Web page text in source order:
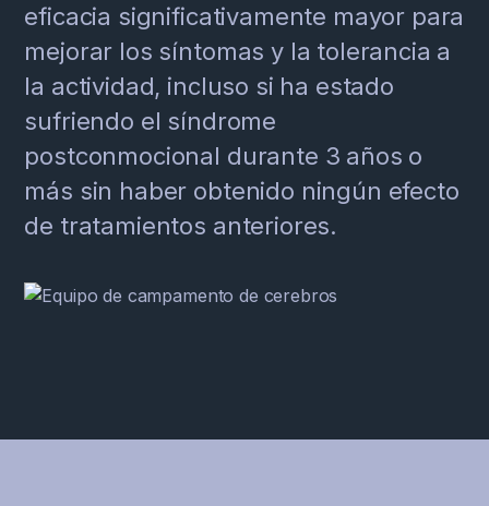
eficacia significativamente mayor para
mejorar los síntomas y la tolerancia a
la actividad, incluso si ha estado
sufriendo el síndrome
postconmocional durante 3 años o
más sin haber obtenido ningún efecto
de tratamientos anteriores.